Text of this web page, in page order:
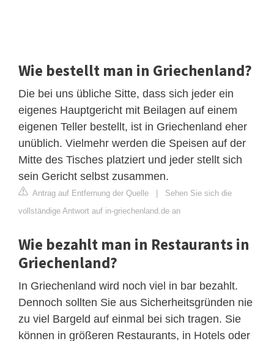
Wie bestellt man in Griechenland?
Die bei uns übliche Sitte, dass sich jeder ein
eigenes Hauptgericht mit Beilagen auf einem
eigenen Teller bestellt, ist in Griechenland eher
unüblich. Vielmehr werden die Speisen auf der
Mitte des Tisches platziert und jeder stellt sich
sein Gericht selbst zusammen.
Antrag auf Entfernung der Quelle
Sehen Sie sich die
vollständige Antwort auf in-griechenland.de an
Wie bezahlt man in Restaurants in
Griechenland?
In Griechenland wird noch viel in bar bezahlt.
Dennoch sollten Sie aus Sicherheitsgründen nie
zu viel Bargeld auf einmal bei sich tragen. Sie
können in größeren Restaurants, in Hotels oder